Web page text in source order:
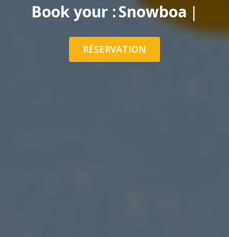
Book your :Ski touring le
RÉSERVATION